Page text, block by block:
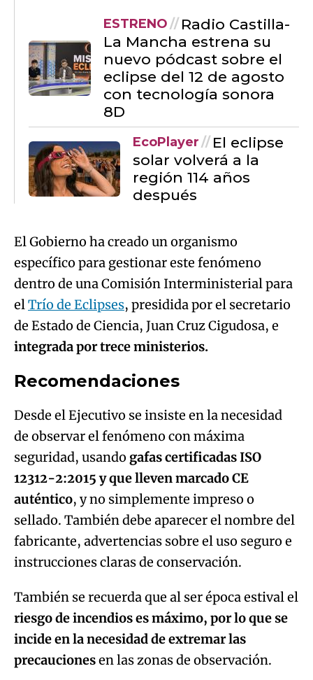
ESTRENO
Radio Castilla-
La Mancha estrena su
nuevo pódcast sobre el
eclipse del 12 de agosto
con tecnología sonora
8D
EcoPlayer
El eclipse
solar volverá a la
región 114 años
después
El Gobierno ha creado un organismo
específico para gestionar este fenómeno
dentro de una Comisión Interministerial para
elTrío de Eclipses, presidida por el secretario
de Estado de Ciencia, Juan Cruz Cigudosa, e
integrada por trece ministerios.
Recomendaciones
Desde el Ejecutivo se insiste en la necesidad
de observar el fenómeno con máxima
seguridad, usando gafas certificadas ISO
12312-2:2015 y que lleven marcado CE
auténtico, y no simplemente impreso o
sellado. También debe aparecer el nombre del
fabricante, advertencias sobre el uso seguro e
instrucciones claras de conservación.
También se recuerda que al ser época estival el
riesgo de incendios es máximo, por lo que se
incide en la necesidad de extremar las
precaucionesen las zonas de observación.